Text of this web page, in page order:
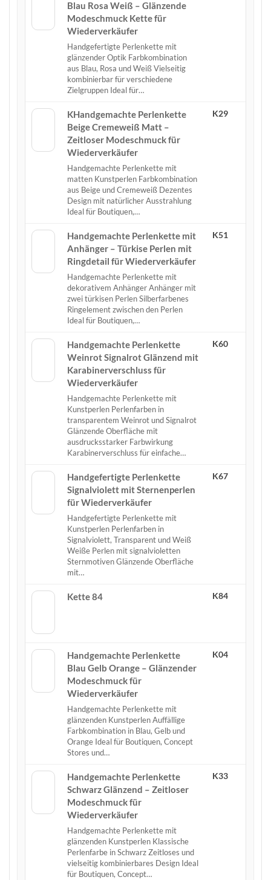
Blau Rosa Weiß – Glänzende
Modeschmuck Kette für
Wiederverkäufer
Handgefertigte Perlenkette mit
glänzender Optik Farbkombination
aus Blau, Rosa und Weiß Vielseitig
kombinierbar für verschiedene
Zielgruppen Ideal für…
KHandgemachte Perlenkette
Beige Cremeweiß Matt –
Zeitloser Modeschmuck für
Wiederverkäufer
Handgemachte Perlenkette mit
matten Kunstperlen Farbkombination
aus Beige und Cremeweiß Dezentes
Design mit natürlicher Ausstrahlung
Ideal für Boutiquen,…
K29
Handgemachte Perlenkette mit
Anhänger – Türkise Perlen mit
Ringdetail für Wiederverkäufer
Handgemachte Perlenkette mit
dekorativem Anhänger Anhänger mit
zwei türkisen Perlen Silberfarbenes
Ringelement zwischen den Perlen
Ideal für Boutiquen,…
K51
Handgemachte Perlenkette
Weinrot Signalrot Glänzend mit
Karabinerverschluss für
Wiederverkäufer
Handgemachte Perlenkette mit
Kunstperlen Perlenfarben in
transparentem Weinrot und Signalrot
Glänzende Oberfläche mit
ausdrucksstarker Farbwirkung
Karabinerverschluss für einfache…
K60
Handgefertigte Perlenkette
Signalviolett mit Sternenperlen
für Wiederverkäufer
Handgefertigte Perlenkette mit
Kunstperlen Perlenfarben in
Signalviolett, Transparent und Weiß
Weiße Perlen mit signalvioletten
Sternmotiven Glänzende Oberfläche
mit…
K67
Kette 84 K84
Handgemachte Perlenkette
Blau Gelb Orange – Glänzender
Modeschmuck für
Wiederverkäufer
Handgemachte Perlenkette mit
glänzenden Kunstperlen Auffällige
Farbkombination in Blau, Gelb und
Orange Ideal für Boutiquen, Concept
Stores und…
K04
Handgemachte Perlenkette
Schwarz Glänzend – Zeitloser
Modeschmuck für
Wiederverkäufer
Handgemachte Perlenkette mit
glänzenden Kunstperlen Klassische
Perlenfarbe in Schwarz Zeitloses und
vielseitig kombinierbares Design Ideal
für Boutiquen, Concept…
K33